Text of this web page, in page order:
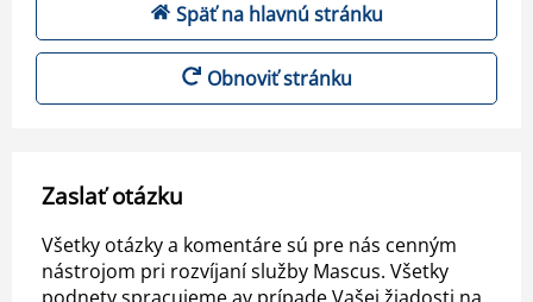
Späť na hlavnú stránku
Obnoviť stránku
Zaslať otázku
Všetky otázky a komentáre sú pre nás cenným
nástrojom pri rozvíjaní služby Mascus. Všetky